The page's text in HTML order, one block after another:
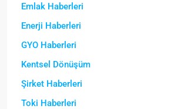
Emlak Haberleri
Enerji Haberleri
GYO Haberleri
Kentsel Dönüşüm
Şirket Haberleri
Toki Haberleri